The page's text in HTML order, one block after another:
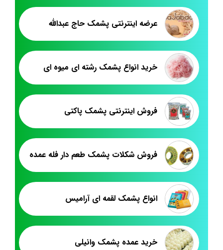
عرضه اینترنتی پشمک حاج عبدالله
خرید انواع پشمک رشته ای میوه ای
فروش اینترنتی پشمک پاکتی
فروش شکلات پشمک طعم دار فله عمده
انواع پشمک لقمه ای آرامیس
خرید عمده پشمک وانیلی